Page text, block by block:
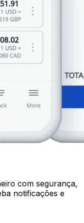
com segurança,
notificações e